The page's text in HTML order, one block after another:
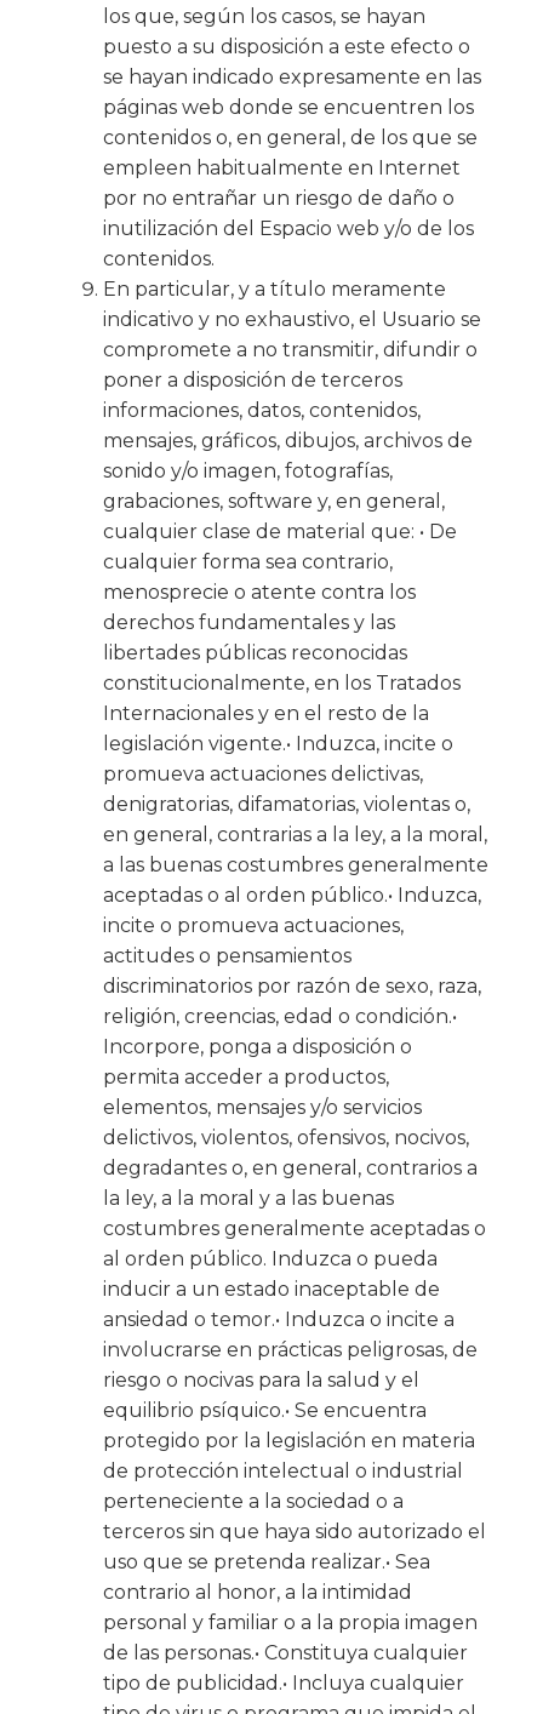
los que, según los casos, se hayan
puesto a su disposición a este efecto o
se hayan indicado expresamente en las
páginas web donde se encuentren los
contenidos o, en general, de los que se
empleen habitualmente en Internet
por no entrañar un riesgo de daño o
inutilización del Espacio web y/o de los
contenidos.
En particular, y a título meramente
indicativo y no exhaustivo, el Usuario se
compromete a no transmitir, difundir o
poner a disposición de terceros
informaciones, datos, contenidos,
mensajes, gráficos, dibujos, archivos de
sonido y/o imagen, fotografías,
grabaciones, software y, en general,
cualquier clase de material que: • De
cualquier forma sea contrario,
menosprecie o atente contra los
derechos fundamentales y las
libertades públicas reconocidas
constitucionalmente, en los Tratados
Internacionales y en el resto de la
legislación vigente.• Induzca, incite o
promueva actuaciones delictivas,
denigratorias, difamatorias, violentas o,
en general, contrarias a la ley, a la moral,
a las buenas costumbres generalmente
aceptadas o al orden público.• Induzca,
incite o promueva actuaciones,
actitudes o pensamientos
discriminatorios por razón de sexo, raza,
religión, creencias, edad o condición.•
Incorpore, ponga a disposición o
permita acceder a productos,
elementos, mensajes y/o servicios
delictivos, violentos, ofensivos, nocivos,
degradantes o, en general, contrarios a
la ley, a la moral y a las buenas
costumbres generalmente aceptadas o
al orden público. Induzca o pueda
inducir a un estado inaceptable de
ansiedad o temor.• Induzca o incite a
involucrarse en prácticas peligrosas, de
riesgo o nocivas para la salud y el
equilibrio psíquico.• Se encuentra
protegido por la legislación en materia
de protección intelectual o industrial
perteneciente a la sociedad o a
terceros sin que haya sido autorizado el
uso que se pretenda realizar.• Sea
contrario al honor, a la intimidad
personal y familiar o a la propia imagen
de las personas.• Constituya cualquier
tipo de publicidad.• Incluya cualquier